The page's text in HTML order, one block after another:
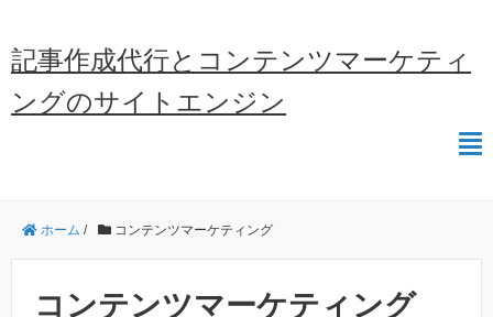
記事作成代行とコンテンツマーケティ
ングのサイトエンジン
ホーム / コンテンツマーケティング
コンテンツマーケティング